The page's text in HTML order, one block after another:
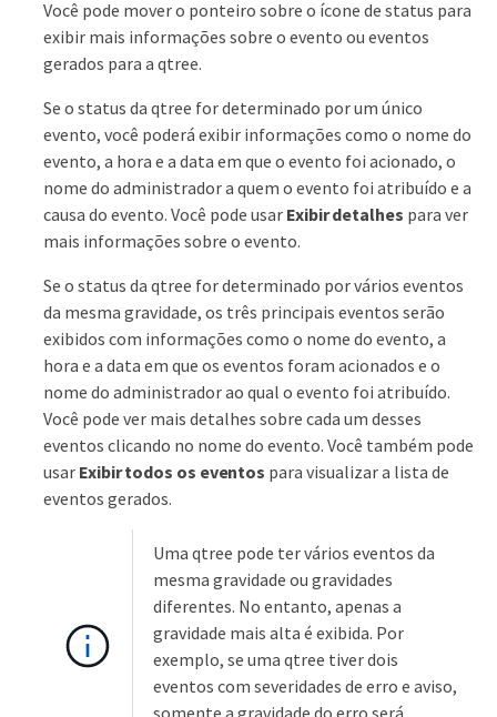
Você pode mover o ponteiro sobre o ícone de status para
exibir mais informações sobre o evento ou eventos
gerados para a qtree.
Se o status da qtree for determinado por um único
evento, você poderá exibir informações como o nome do
evento, a hora e a data em que o evento foi acionado, o
nome do administrador a quem o evento foi atribuído e a
causa do evento. Você pode usar Exibir detalhes para ver
mais informações sobre o evento.
Se o status da qtree for determinado por vários eventos
da mesma gravidade, os três principais eventos serão
exibidos com informações como o nome do evento, a
hora e a data em que os eventos foram acionados e o
nome do administrador ao qual o evento foi atribuído.
Você pode ver mais detalhes sobre cada um desses
eventos clicando no nome do evento. Você também pode
usar Exibir todos os eventos para visualizar a lista de
eventos gerados.
Uma qtree pode ter vários eventos da
mesma gravidade ou gravidades
diferentes. No entanto, apenas a
gravidade mais alta é exibida. Por
exemplo, se uma qtree tiver dois
eventos com severidades de erro e aviso,
somente a gravidade do erro será